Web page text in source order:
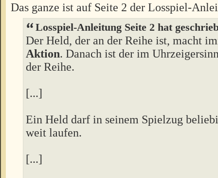
Das ganze ist auf Seite 2 der Losspiel-
Losspiel-Anleitung Seite 2 hat
Der Held, der an der Reihe ist, macht
Aktion. Danach ist der im
der Reihe.
[...]
Ein Held darf in seinem Spielzug
weit laufen.
[...]